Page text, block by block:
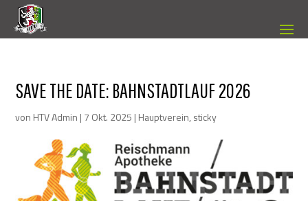
SAVE THE DATE: BAHNSTADTLAUF 2026
von HTV Admin | 7 Okt. 2025 | Hauptverein, sticky